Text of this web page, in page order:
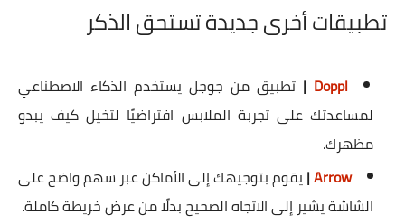
تطبيقات أخرى جديدة تستحق الذكر
Doppl
| تطبيق من جوجل يستخدم الذكاء الاصطناعي
لمساعدتك على تجربة الملابس افتراضيًا لتخيل كيف يبدو
مظهرك.
Arrow
| يقوم بتوجيهك إلى الأماكن عبر سهم واضح على
الشاشة يشير إلى الاتجاه الصحيح بدلًا من عرض خريطة كاملة.